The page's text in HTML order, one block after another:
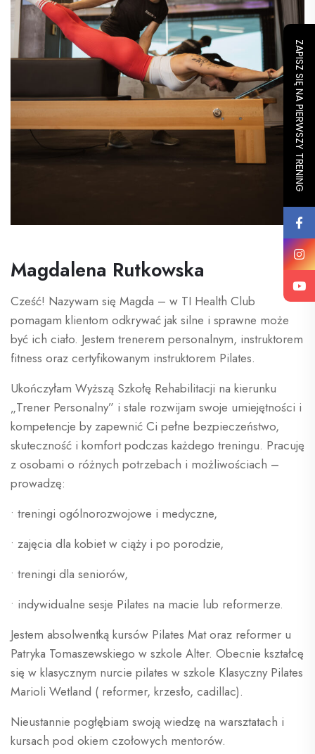
Magdalena Rutkowska
Cześć! Nazywam się Magda – w TI Health Club
pomagam klientom odkrywać jak silne i sprawne może
być ich ciało. Jestem trenerem personalnym, instruktorem
fitness oraz certyfikowanym instruktorem Pilates.
Ukończyłam Wyższą Szkołę Rehabilitacji na kierunku
„Trener Personalny” i stale rozwijam swoje umiejętności i
kompetencje by zapewnić Ci pełne bezpieczeństwo,
skuteczność i komfort podczas każdego treningu. Pracuję
z osobami o różnych potrzebach i możliwościach –
prowadzę:
• treningi ogólnorozwojowe i medyczne,
• zajęcia dla kobiet w ciąży i po porodzie,
• treningi dla seniorów,
• indywidualne sesje Pilates na macie lub reformerze.
Jestem absolwentką kursów Pilates Mat oraz reformer u
Patryka Tomaszewskiego w szkole Alter. Obecnie kształcę
się w klasycznym nurcie pilates w szkole Klasyczny Pilates
Marioli Wetland ( reformer, krzesło, cadillac).
Nieustannie pogłębiam swoją wiedzę na warsztatach i
kursach pod okiem czołowych mentorów.
ZAPISZ SIĘ NA PIERWSZY TRENING